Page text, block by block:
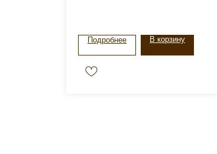
Подробнее В корзину